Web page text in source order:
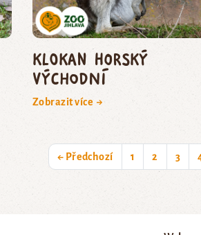
Klokan horský
východní
Zobrazit více →
← Předchozí 1 2 3